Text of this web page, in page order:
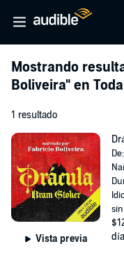
Mostrando
Boliveira" en
1 resultado
Vista previa
De: